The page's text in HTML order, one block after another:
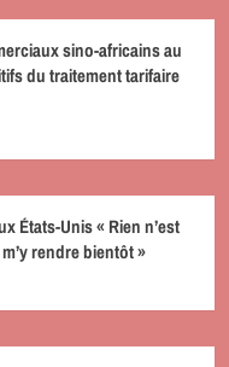
sino-africains au
du traitement tarifaire
États-Unis « Rien n’est
rendre bientôt »